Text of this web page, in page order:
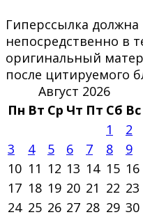
Гиперссылка
непосредственно в
оригинальный
после цитируемого
Август 2026
Пн Вт Ср Чт Пт Сб Вс
1
2
3
4 5 6 7 8
9
10 11 12 13 14 15 16
17 18 19 20 21 22 23
24 25 26 27 28 29 30